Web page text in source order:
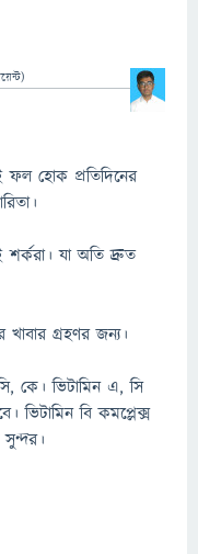
হোক প্রতিদিনের
যা অতি দ্রুত
গ্রহণর জন্য।
কে। ভিটামিন এ, সি
ভিটামিন বি কমপ্লেক্স
সুন্দর।